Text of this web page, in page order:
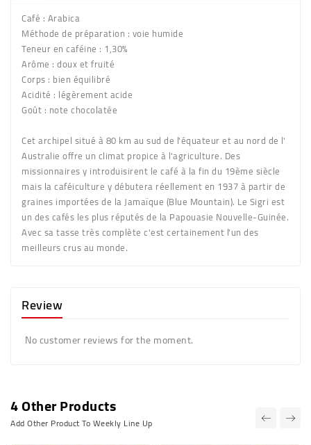
Café : Arabica
Méthode de préparation : voie humide
Teneur en caféine : 1,30%
Arôme : doux et fruité
Corps : bien équilibré
Acidité : légèrement acide
Goût : note chocolatée
Cet archipel situé à 80 km au sud de l'équateur et au nord de l'
Australie offre un climat propice à l'agriculture. Des
missionnaires y introduisirent le café à la fin du 19ème siècle
mais la caféiculture y débutera réellement en 1937 à partir de
graines importées de la Jamaïque (Blue Mountain). Le Sigri est
un des cafés les plus réputés de la Papouasie Nouvelle-Guinée.
Avec sa tasse très complète c'est certainement l'un des
meilleurs crus au monde.
Review
No customer reviews for the moment.
4 Other Products
Add Other Product To Weekly Line Up